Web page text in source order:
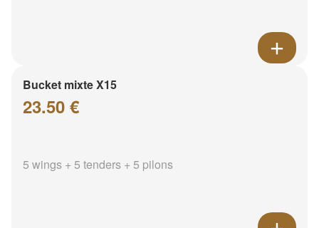
Bucket mixte X15
23.50 €
5 wings + 5 tenders + 5 pilons